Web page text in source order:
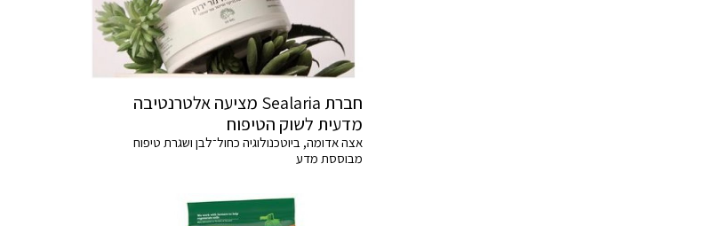
חברת Sealaria מציעה אלטרנטיבה
מדעית לשוק הטיפוח
אצה אדומה, ביוטכנולוגיה כחול־לבן ושגרת טיפוח
מבוססת מדע